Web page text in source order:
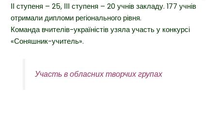
ІІ ступеня – 25, ІІІ ступеня – 20 учнів закладу. 177 учнів
отримали дипломи регіонального рівня.
Команда вчителів-україністів узяла участь у конкурсі
«Соняшник-учитель».
Участь в обласних творчих групах